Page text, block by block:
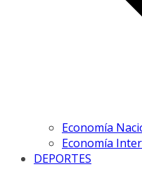
Economía
Economía
DEPORTES